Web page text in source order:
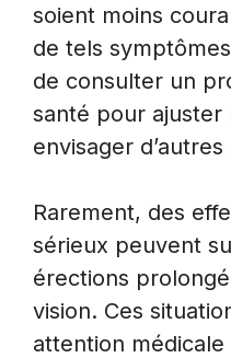
soient moins
de tels
de consulter un
santé pour ajuster
envisager
Rarement, des
sérieux peuvent
érections
vision. Ces
attention médicale